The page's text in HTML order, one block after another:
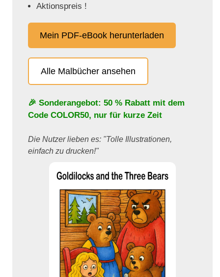
Aktionspreis !
Mein PDF-eBook herunterladen
Alle Malbücher ansehen
🎉 Sonderangebot: 50 % Rabatt mit dem
Code COLOR50, nur für kurze Zeit
Die Nutzer lieben es: "Tolle Illustrationen,
einfach zu drucken!"